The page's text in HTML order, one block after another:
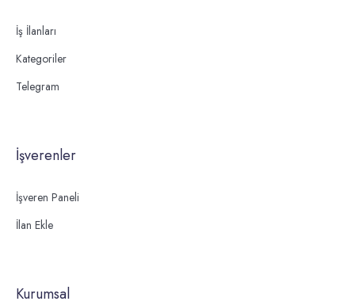
İş İlanları
Kategoriler
Telegram
İşverenler
İşveren Paneli
İlan Ekle
Kurumsal